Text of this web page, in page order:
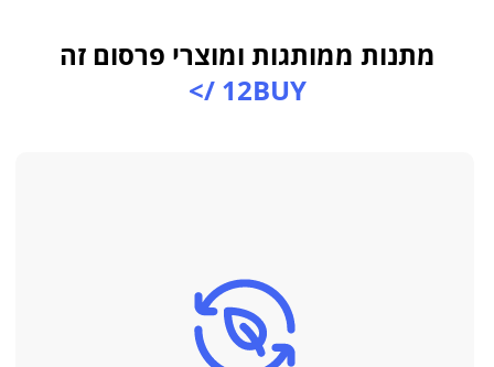
מתנות ממותגות ומוצרי פרסום זה
12BUY />